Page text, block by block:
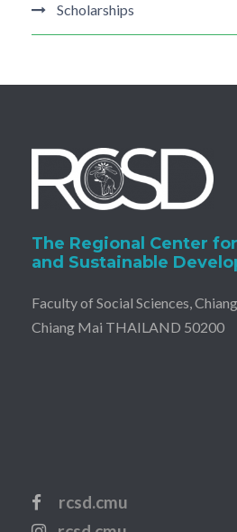
Scholarships
The Regional Center
and Sustainable
Faculty of Social Sciences,
Chiang Mai THAILAND 50200
rcsd.cmu